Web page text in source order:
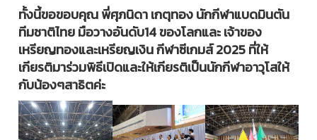
ทั้งนี้ขอขอบคุณ พี่ศุภนิดา เกตุทอง นักกีฬาแบดมินตัน
ทีมชาติไทย มือวางอันดับ14 ของโลกและ เจ้าของ
เหรียญทองและเหรียญเงิน กีฬาซีเกมส์ 2025 ที่ให้
เกียรติมาร่วมพิธีเปิดและให้เกียรติเป็นนักกีฬาอาวุโสให้
กับน้องๆสาธิตค่ะ